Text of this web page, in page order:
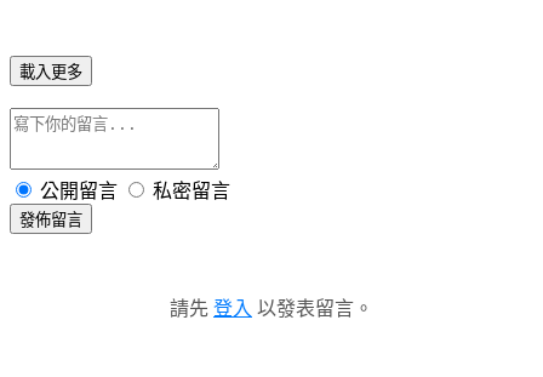
載入更多
公開留言 私密留言
發佈留言
請先 登入 以發表留言。